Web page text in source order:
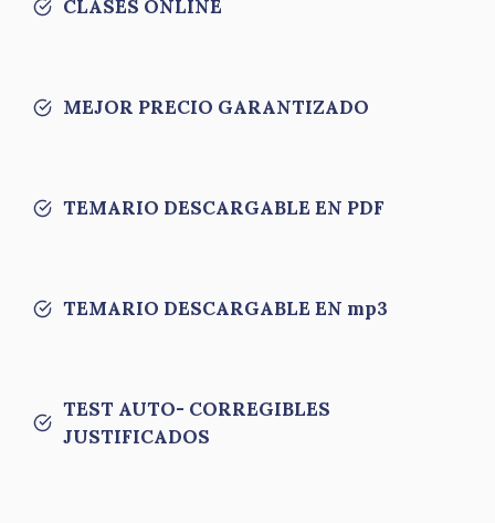
CLASES ONLINE
MEJOR PRECIO GARANTIZADO
TEMARIO DESCARGABLE EN PDF
TEMARIO DESCARGABLE EN mp3
TEST AUTO- CORREGIBLES
JUSTIFICADOS